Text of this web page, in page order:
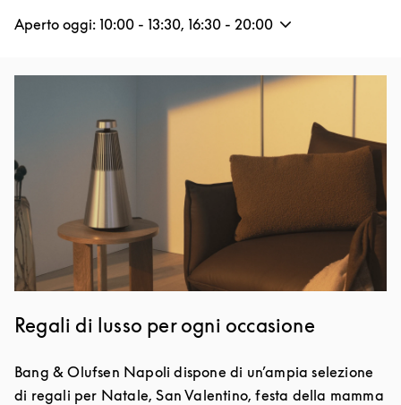
Aperto oggi: 10:00 - 13:30, 16:30 - 20:00
Regali di lusso per ogni occasione
Bang & Olufsen Napoli dispone di un’ampia selezione
di regali per Natale, San Valentino, festa della mamma